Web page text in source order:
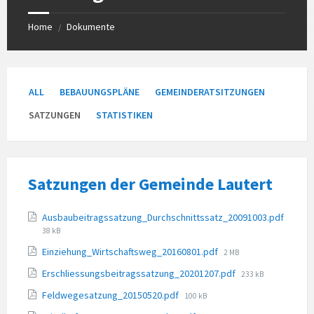
Home / Dokumente
ALL BEBAUUNGSPLÄNE
GEMEINDERATSITZUNGEN
SATZUNGEN
STATISTIKEN
Satzungen der Gemeinde Lautert
Unterlagen
Ausbaubeitragssatzung_Durchschnittssatz_20091003.pdf
File
38 kB
Einziehung_Wirtschaftsweg_20160801.pdf File
2 MB
Erschliessungsbeitragssatzung_20201207.pdf File
233 kB
Feldwegesatzung_20150520.pdf File
100 kB